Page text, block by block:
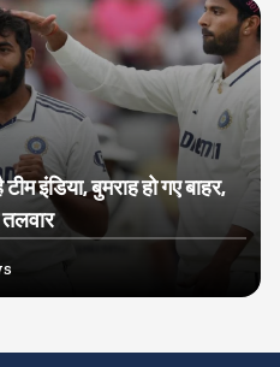
इंडिया, बुमराह हो गए बाहर,